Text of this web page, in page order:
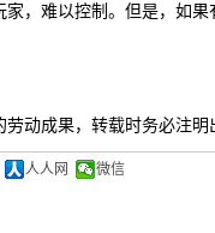
，难以控制。但是，如
动成果，转载时务必注明
人人网 微信